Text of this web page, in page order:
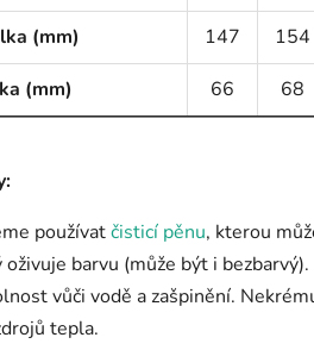
(mm)
147
154
(mm)
66 68
používatčisticí pěnu, kterou
barvu (může být i
vůči vodě a zašpinění.
tepla.